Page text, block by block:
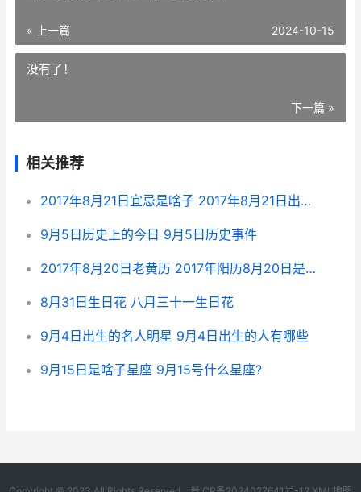
« 上一篇 2024-10-15
没有了！
下一篇 »
相关推荐
2017年8月21日宜忌是啥子 2017年8月21日出生的宝宝是什么命
9月5日历史上的今日 9月5日历史事件
2017年8月20日老黄历 2017年阳历8月20日是什么星座
8月31日生日花 八月三十一生日花
9月4日出生的名人明星 9月4日出生的人有哪些
9月15日是啥子星座 9月15号什么星座?